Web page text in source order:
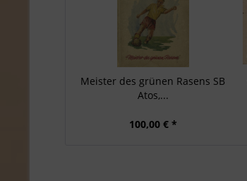
Meister des grünen Rasens SB
Atos,...
100,00 € *